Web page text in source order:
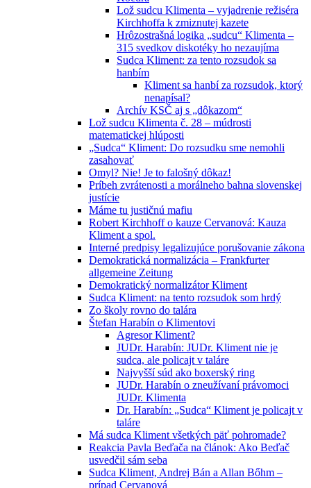
Lož sudcu Klimenta – vyjadrenie režiséra
Kirchhoffa k zmiznutej kazete
Hrôzostrašná logika „sudcu“ Klimenta –
315 svedkov diskotéky ho nezaujíma
Sudca Kliment: za tento rozsudok sa
hanbím
Kliment sa hanbí za rozsudok, ktorý
nenapísal?
Archív KSČ aj s „dôkazom“
Lož sudcu Klimenta č. 28 – múdrosti
matematickej hlúposti
„Sudca“ Kliment: Do rozsudku sme nemohli
zasahovať
Omyl? Nie! Je to falošný dôkaz!
Príbeh zvrátenosti a morálneho bahna slovenskej
justície
Máme tu justičnú mafiu
Robert Kirchhoff o kauze Cervanová: Kauza
Kliment a spol.
Interné predpisy legalizujúce porušovanie zákona
Demokratická normalizácia – Frankfurter
allgemeine Zeitung
Demokratický normalizátor Kliment
Sudca Kliment: na tento rozsudok som hrdý
Zo školy rovno do talára
Štefan Harabín o Klimentovi
Agresor Kliment?
JUDr. Harabín: JUDr. Kliment nie je
sudca, ale policajt v taláre
Najvyšší súd ako boxerský ring
JUDr. Harabín o zneužívaní právomoci
JUDr. Klimenta
Dr. Harabín: „Sudca“ Kliment je policajt v
taláre
Má sudca Kliment všetkých päť pohromade?
Reakcia Pavla Beďača na článok: Ako Beďač
usvedčil sám seba
Sudca Kliment, Andrej Bán a Allan Bőhm –
prípad Cervanová